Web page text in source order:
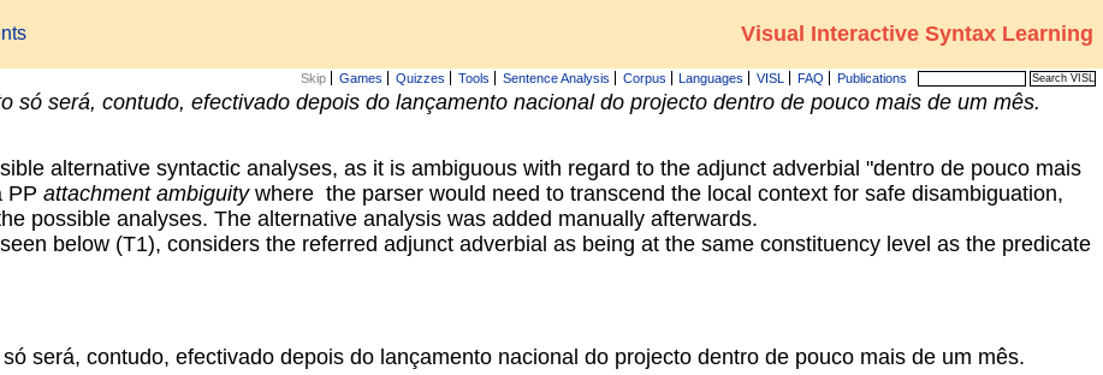
Visual Interactive Syntax Learning
Skip Games Quizzes Tools Sentence Analysis Corpus Languages VISL FAQ Publications
só será, contudo, efectivado depois do lançamento nacional do projecto dentro de pouco mais de um mês.
alternative syntactic analyses, as it is ambiguous with regard to the adjunct adverbial "dentro de pouco mais
PP attachment ambiguitywhere the parser would need to transcend the local context for safe disambiguation,
possible analyses. The alternative analysis was added manually afterwards.
below (T1), considers the referred adjunct adverbial as being at the same constituency level as the predicate
será, contudo, efectivado depois do lançamento nacional do projecto dentro de pouco mais de um mês.